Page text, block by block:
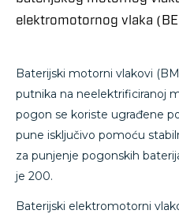
elektromotornog vlaka
Baterijski motorni vlakovi
putnika na neelektrificiranoj
pogon se koriste ugrađene
pune isključivo pomoću
za punjenje pogonskih
je 200.
Baterijski elektromotorni